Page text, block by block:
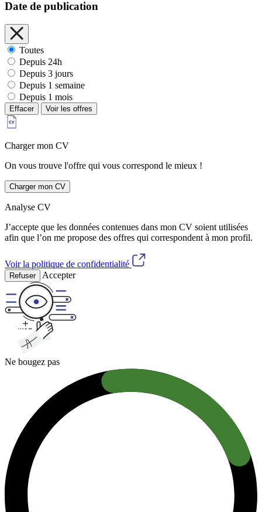
Date de publication
Toutes
Depuis 24h
Depuis 3 jours
Depuis 1 semaine
Depuis 1 mois
Effacer Voir les offres
Charger mon CV
On vous trouve l'offre qui vous correspond le mieux !
Charger mon CV
Analyse CV
J’accepte que les données contenues dans mon CV soient utilisées
afin que l’on me propose des offres qui correspondent à mon profil.
Voir la politique de confidentialité
Refuser Accepter
Ne bougez pas